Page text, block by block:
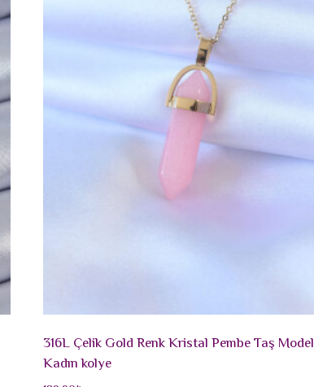
316L Çelik Gold Renk Kristal Pembe Taş Model
Kadın kolye